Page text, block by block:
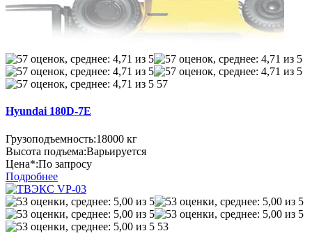
57
Hyundai 180D-7E
Грузоподъемность:18000 кг
Высота подъема:Варьируется
Цена*:По запросу
Подробнее
53